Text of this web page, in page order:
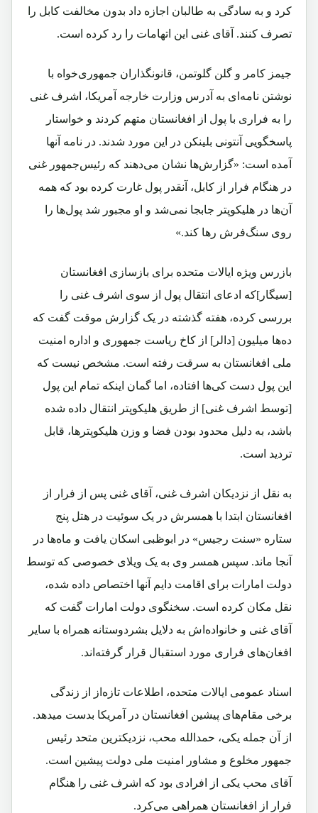
کرد و به سادگی به طالبان اجازه داد بدون مخالفت کابل را
تصرف کنند. آقای غنی این اتهامات را رد کرده است.
جیمز کامر و گلن گلوتمن، قانونگذاران جمهوری‌خواه با
نوشتن نامه‌ای به آدرس وزارت خارجه آمریکا، اشرف غنی
را به فراری با پول از افغانستان متهم کردند و خواستار
پاسخگویی آنتونی بلینکن در این مورد شدند. در نامه آنها
آمده است: «گزارش‌ها نشان می‌دهند که رئیس‌جمهور غنی
در هنگام فرار از کابل، آنقدر پول غارت کرده بود که همه
آن‌ها در هلیکوپتر جابجا نمی‌شد و او مجبور شد پول‌ها را
روی سنگ‌فرش رها کند.»
بازرس ویژه ایالات متحده برای بازسازی افغانستان
[سیگار]که ادعای انتقال پول از سوی اشرف غنی را
بررسی کرده، هفته گذشته در یک گزارش موقت گفت که
ده‌ها میلیون [دالر] از کاخ ریاست جمهوری و اداره امنیت
ملی افغانستان به سرقت رفته است. مشخص نیست که
این پول دست کی‌ها افتاده، اما گمان اینکه تمام این پول
[توسط اشرف غنی] از طریق هلیکوپتر انتقال داده شده
باشد، به دلیل محدود بودن فضا و وزن هلیکوپترها، قابل
تردید است.
به نقل از نزدیکان اشرف غنی، آقای غنی پس از فرار از
افغانستان ابتدا با همسرش در یک سوئیت در هتل پنج
ستاره «سنت رجیس» در ابوظبی اسکان یافت و ماه‌ها در
آنجا ماند. سپس همسر وی به یک ویلای خصوصی که توسط
دولت امارات برای اقامت دایم آنها اختصاص داده شده،
نقل مکان کرده است. سخنگوی دولت امارات گفت که
آقای غنی و خانواده‌اش به دلایل بشردوستانه همراه با سایر
افغان‌های فراری مورد استقبال قرار گرفته‌اند.
اسناد عمومی ایالات متحده، اطلاعات تازه‌از از زندگی
برخی‌ مقام‌های پیشین افغانستان در آمریکا بدست میدهد.
از آن جمله یکی، حمدالله محب، نزدیکترین متحد رئیس
جمهور مخلوع و مشاور امنیت ملی دولت پیشین است.
آقای محب یکی از افرادی بود که اشرف غنی را هنگام
فرار از افغانستان همراهی می‌کرد.